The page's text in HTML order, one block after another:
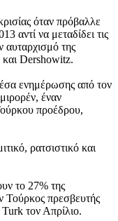
όταν πρόβαλλε
αντί να μεταδίδει τις
αυταρχισμό της
και Dershowitz.
ενημέρωσης από τον
έναν
προέδρου,
ρατσιστικό και
το 27% της
Τούρκος πρεσβευτής
τον Απρίλιο.